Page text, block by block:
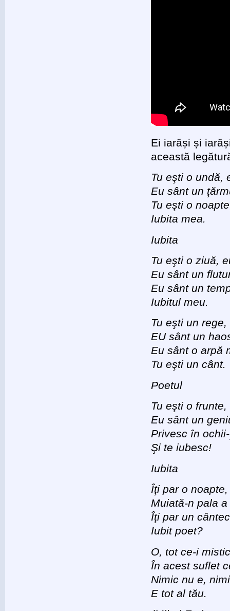
Ei iarăși și
această
Tu eşti o undă,
Eu sânt un
Tu eşti o
Iubita mea.
Iubita
Tu eşti o ziuă,
Eu sânt un
Eu sânt un
Iubitul meu.
Tu eşti un
EU sânt un
Eu sânt o arpă
Tu eşti un cânt.
Poetul
Tu eşti o
Eu sânt un
Privesc în
Şi te iubesc!
Iubita
Îţi par o
Muiată-n pala
Îţi par un
Iubit poet?
O, tot ce-i
În acest suflet
Nimic nu e,
E tot al tău.